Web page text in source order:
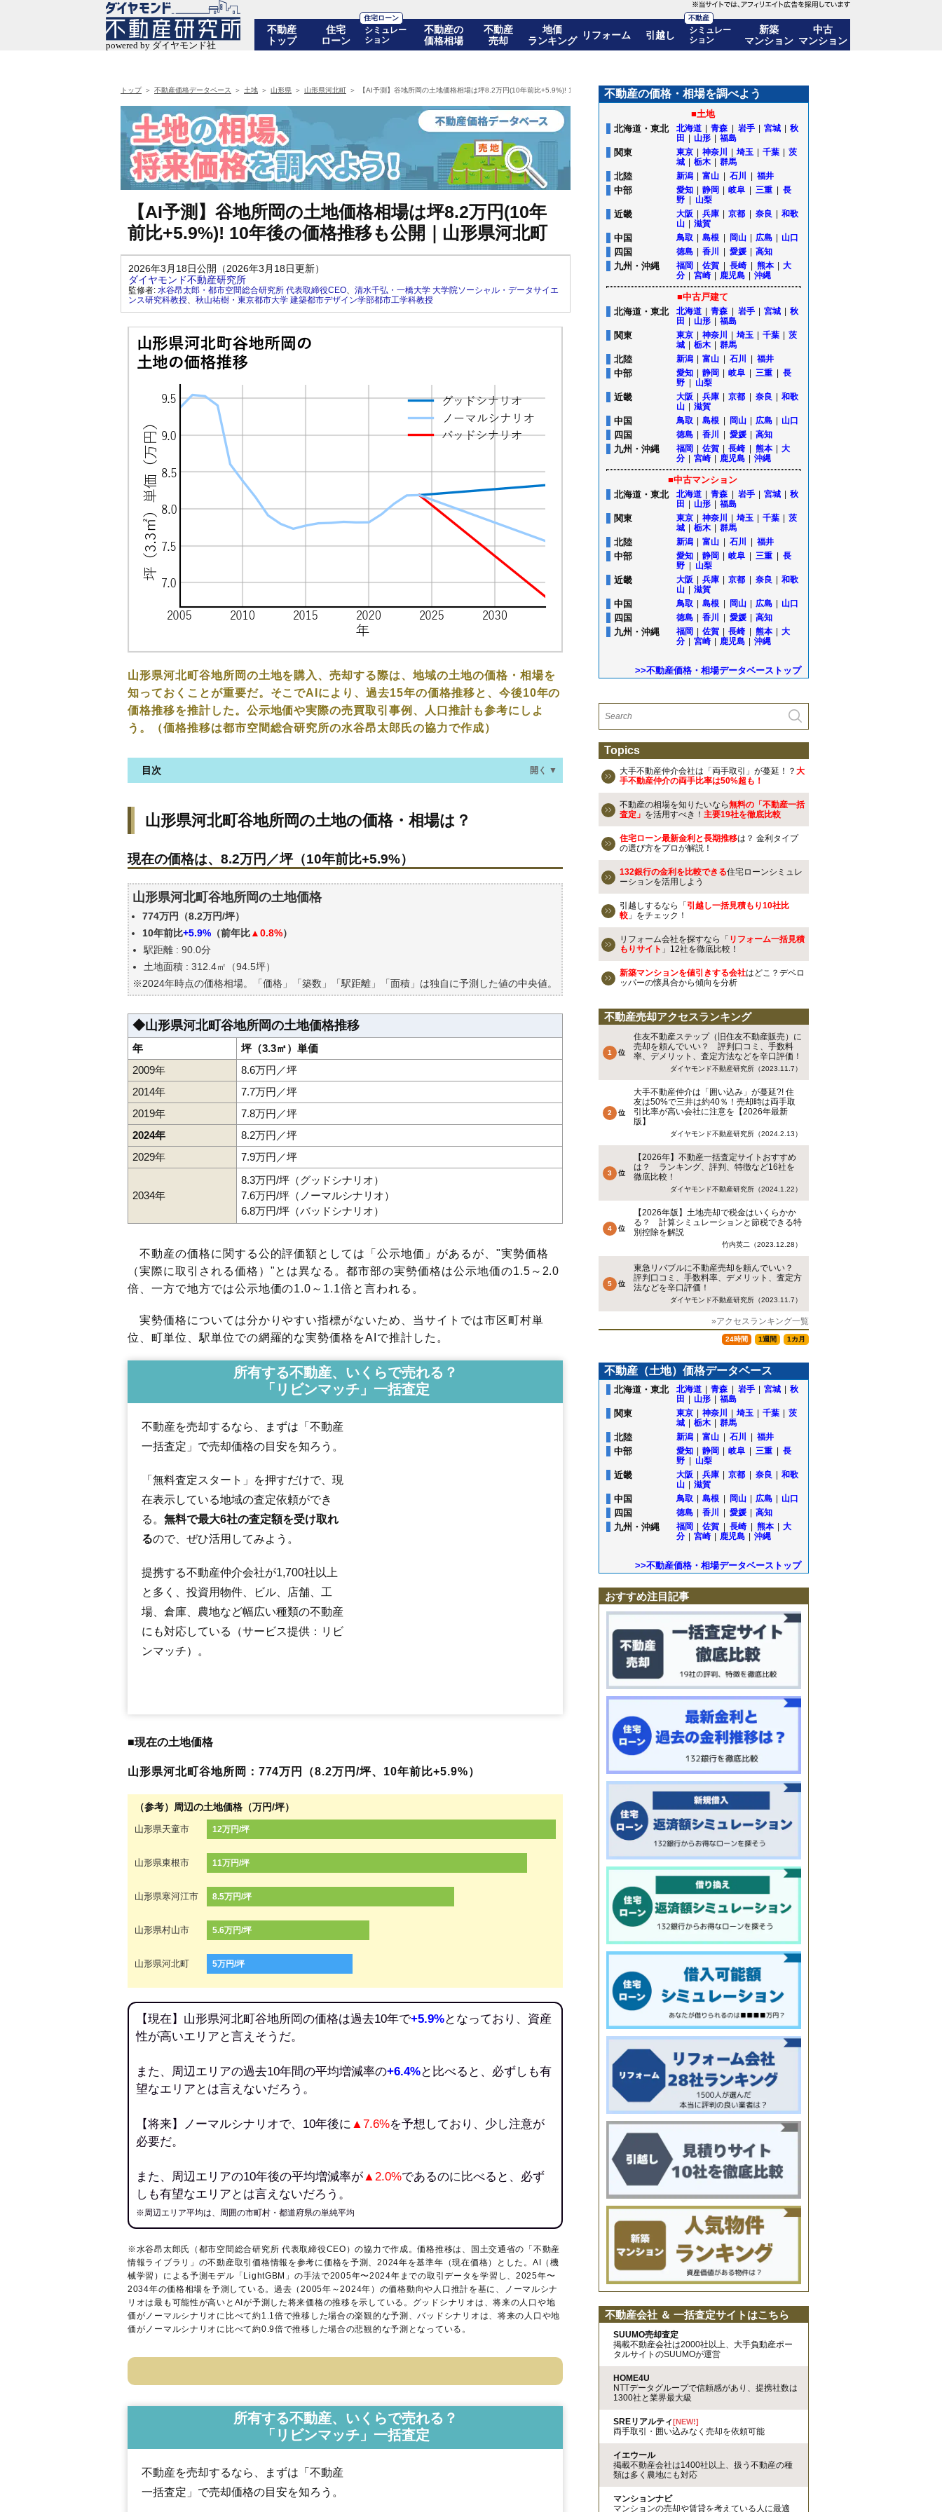
不動産
トップ
住宅
ローン
住宅ローン
シミュレー
ション
不動産の
価格相場
不動産
売却
地価
ランキング
リフォーム 引越し
不動産
シミュレー
ション
新築
マンション
中古
マンション
トップ 不動産価格データベース 土地 山形県 山形県河北町 【AI予測】谷地所岡の土地価格相場は坪8.2万円(10年前比+5.9%)! 10年後の価格推移も公開｜山形県河北町
【AI予測】谷地所岡の土地価格相場は坪8.2万円(10年
前比+5.9%)! 10年後の価格推移も公開｜山形県河北町
2026年3月18日公開（2026年3月18日更新）
ダイヤモンド不動産研究所
監修者: 水谷昂太郎・都市空間総合研究所 代表取締役CEO、 清水千弘・一橋大学 大学院ソーシャル・データサイエ
ンス研究科教授、 秋山祐樹・東京都市大学 建築都市デザイン学部都市工学科教授
山形県河北町谷地所岡の土地を購入、売却する際は、地域の土地の価格・相場を
知っておくことが重要だ。そこでAIにより、過去15年の価格推移と、今後10年の
価格推移を推計した。公示地価や実際の売買取引事例、人口推計も参考にしよ
う。（価格推移は都市空間総合研究所の水谷昂太郎氏の協力で作成）
目次 開く ▼
現在の価格は、8.2万円／坪（10年前比+5.9%）
山形県河北町谷地所岡の土地の過去の売買事例
公示地価はいくら
エリアの将来性を人口予想から検討しよう
自分の年収でいくらの不動産が買える？
山形県河北町谷地所岡の土地の価格・相場は？
現在の価格は、8.2万円／坪（10年前比+5.9%）
山形県河北町谷地所岡の土地価格
774万円（8.2万円/坪）
10年前比+5.9% （前年比▲0.8%）
駅距離 : 90.0分
土地面積 : 312.4㎡（94.5坪）
※2024年時点の価格相場。「価格」「築数」「駅距離」「面積」は独自に予測した値の中央値。
◆山形県河北町谷地所岡の土地価格推移
年
坪（3.3㎡）単価
2009年
8.6万円／坪
2014年
7.7万円／坪
2019年
7.8万円／坪
2024年
8.2万円／坪
2029年
7.9万円／坪
2034年
8.3万円/坪（グッドシナリオ）
7.6万円/坪（ノーマルシナリオ）
6.8万円/坪（バッドシナリオ）
不動産の価格に関する公的評価額としては「公示地価」があるが、"実勢価格
（実際に取引される価格）"とは異なる。都市部の実勢価格は公示地価の1.5～2.0
倍、一方で地方では公示地価の1.0～1.1倍と言われる。
実勢価格については分かりやすい指標がないため、当サイトでは市区町村単
位、町単位、駅単位での網羅的な実勢価格をAIで推計した。
所有する不動産、いくらで売れる？
「リビンマッチ」一括査定
不動産を売却するなら、まずは「不動産
一括査定」で売却価格の目安を知ろう。
「無料査定スタート」を押すだけで、現
在表示している地域の査定依頼ができ
る。 無料で最大6社の査定額を受け取れ
るので、ぜひ活用してみよう。
提携する不動産仲介会社が1,700社以上
と多く、投資用物件、ビル、店舗、工
場、倉庫、農地など幅広い種類の不動産
にも対応している（サービス提供：リビ
ンマッチ）。
■現在の土地価格
山形県河北町谷地所岡：774万円（8.2万円/坪、10年前比+5.9%）
（参考）周辺の土地価格（万円/坪）
山形県天童市 12万円/坪
山形県東根市 11万円/坪
山形県寒河江市 8.5万円/坪
山形県村山市 5.6万円/坪
山形県河北町 5万円/坪
【現在】山形県河北町谷地所岡の価格は過去10年で+5.9%となっており、資産
性が高いエリアと言えそうだ。
また、周辺エリアの過去10年間の平均増減率の+6.4%と比べると、必ずしも有
望なエリアとは言えないだろう。
【将来】ノーマルシナリオで、10年後に ▲7.6%を予想しており、少し注意が
必要だ。
また、周辺エリアの10年後の平均増減率が▲2.0%であるのに比べると、必ず
しも有望なエリアとは言えないだろう。
※周辺エリア平均は、周囲の市町村・都道府県の単純平均
※水谷昂太郎氏（都市空間総合研究所 代表取締役CEO）の協力で作成。価格推移は、国土交通省の「 不動産
情報ライブラリ 」の不動産取引価格情報を参考に価格を予測、2024年を基準年（現在価格）とした。AI（機
械学習）による予測モデル「LightGBM」の手法で2005年〜2024年までの取引データを学習し、2025年〜
2034年の価格相場を予測している。過去（2005年～2024年）の価格動向や人口推計を基に、ノーマルシナ
リオは最も可能性が高いとAIが予測した将来価格の推移を示している。グッドシナリオは、将来の人口や地
価がノーマルシナリオに比べて約1.1倍で推移した場合の楽観的な予測、バッドシナリオは、将来の人口や地
価がノーマルシナリオに比べて約0.9倍で推移した場合の悲観的な予測となっている。
所有する不動産、いくらで売れる？
「リビンマッチ」一括査定
不動産を売却するなら、まずは「不動産
一括査定」で売却価格の目安を知ろう。
岩木
谷地荒町東
不動産の価格・相場を調べよう
■土地
北海道・東北
北海道 青森 岩手 宮城
秋
田
山形 福島
関東 東京 神奈川 埼玉 千葉
茨
城
栃木 群馬
北陸 新潟 富山 石川 福井
中部 愛知 静岡 岐阜 三重
長
野
山梨
近畿 大阪 兵庫 京都 奈良
和歌
山
滋賀
中国 鳥取 島根 岡山 広島 山口
四国 徳島 香川 愛媛 高知
九州・沖縄 福岡 佐賀 長崎 熊本
大
分
宮崎 鹿児島 沖縄
■中古戸建て
北海道・東北
北海道 青森 岩手 宮城
秋
田
山形 福島
関東 東京 神奈川 埼玉 千葉
茨
城
栃木 群馬
北陸 新潟 富山 石川 福井
中部 愛知 静岡 岐阜 三重
長
野
山梨
近畿 大阪 兵庫 京都 奈良
和歌
山
滋賀
中国 鳥取 島根 岡山 広島 山口
四国 徳島 香川 愛媛 高知
九州・沖縄 福岡 佐賀 長崎 熊本
大
分
宮崎 鹿児島 沖縄
■中古マンション
北海道・東北
北海道 青森 岩手 宮城
秋
田
山形 福島
関東 東京 神奈川 埼玉 千葉
茨
城
栃木 群馬
北陸 新潟 富山 石川 福井
中部 愛知 静岡 岐阜 三重
長
野
山梨
近畿 大阪 兵庫 京都 奈良
和歌
山
滋賀
中国 鳥取 島根 岡山 広島 山口
四国 徳島 香川 愛媛 高知
九州・沖縄 福岡 佐賀 長崎 熊本
大
分
宮崎 鹿児島 沖縄
>>不動産価格・相場データベーストップ
Topics
大手不動産仲介会社は「両手取引」が蔓延！？ 大
手不動産仲介の両手比率は50%超も！
不動産の相場を知りたいなら無料の「不動産一括
査定」 を活用すべき！ 主要19社を徹底比較
住宅ローン最新金利と長期推移は？ 金利タイプ
の選び方をプロが解説！
132銀行の金利を比較できる住宅ローンシミュレ
ーションを活用しよう
引越しするなら「 引越し一括見積もり10社比
較 」をチェック！
リフォーム会社を探すなら「 リフォーム一括見積
もりサイト 」12社を徹底比較！
新築マンションを値引きする会社はどこ？デベロ
ッパーの懐具合から傾向を分析
不動産売却アクセスランキング
住友不動産ステップ（旧住友不動産販売）に
売却を頼んでいい？ 評判口コミ、手数料
率、デメリット、査定方法などを辛口評価！
ダイヤモンド不動産研究所（2023.11.7）
大手不動産仲介は「囲い込み」が蔓延?! 住
友は50%で三井は約40％！売却時は両手取
引比率が高い会社に注意を【2026年最新
版】
ダイヤモンド不動産研究所（2024.2.13）
【2026年】不動産一括査定サイトおすすめ
は？ ランキング、評判、特徴など16社を
徹底比較！
ダイヤモンド不動産研究所（2024.1.22）
【2026年版】土地売却で税金はいくらかか
る？ 計算シミュレーションと節税できる特
別控除を解説
竹内英二（2023.12.28）
東急リバブルに不動産売却を頼んでいい？
評判口コミ、手数料率、デメリット、査定方
法などを辛口評価！
ダイヤモンド不動産研究所（2023.11.7）
»アクセスランキング一覧
24時間 1週間 1カ月
不動産（土地）価格データベース
北海道・東北 北海道 青森 岩手 宮城
秋
田
山形 福島
関東 東京 神奈川 埼玉 千葉
茨
城
栃木 群馬
北陸 新潟 富山 石川 福井
中部 愛知 静岡 岐阜 三重
長
野
山梨
近畿 大阪 兵庫 京都 奈良
和歌
山
滋賀
中国 鳥取 島根 岡山 広島 山口
四国 徳島 香川 愛媛 高知
九州・沖縄 福岡 佐賀 長崎 熊本
大
分
宮崎 鹿児島 沖縄
>>不動産価格・相場データベーストップ
おすすめ注目記事
不動産会社 ＆ 一括査定サイトはこちら
SUUMO売却査定
掲載不動産会社は2000社以上、大手負動産ポー
タルサイトのSUUMOが運営
HOME4U
NTTデータグループで信頼感があり、提携社数は
1300社と業界最大級
SREリアルティ[NEW!]
両手取引・囲い込みなく売却を依頼可能
イエウール
掲載不動産会社は1400社以上、扱う不動産の種
類は多く農地にも対応
マンションナビ
マンションの売却や賃貸を考えている人に最適